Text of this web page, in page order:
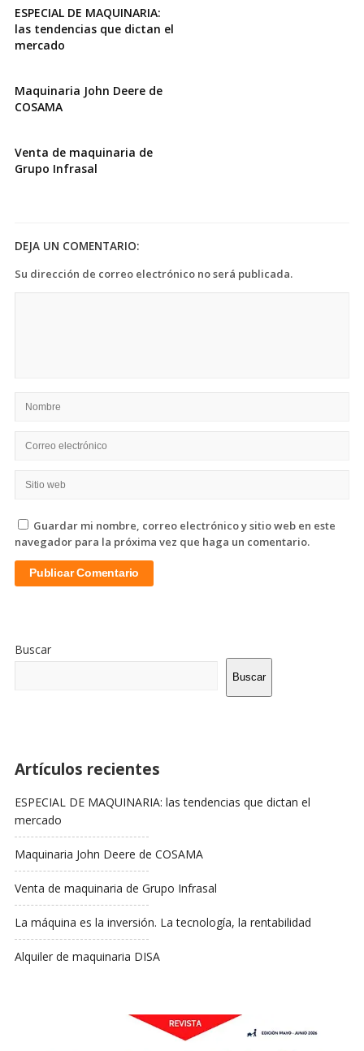
ESPECIAL DE MAQUINARIA:
las tendencias que dictan el
mercado
Maquinaria John Deere de
COSAMA
Venta de maquinaria de
Grupo Infrasal
DEJA UN COMENTARIO:
Su dirección de correo electrónico no será publicada.
Guardar mi nombre, correo electrónico y sitio web en este
navegador para la próxima vez que haga un comentario.
La
Lateral
Buscar
Buscar
Artículos recientes
ESPECIAL DE MAQUINARIA: las tendencias que dictan el
mercado
Maquinaria John Deere de COSAMA
Venta de maquinaria de Grupo Infrasal
La máquina es la inversión. La tecnología, la rentabilidad
Alquiler de maquinaria DISA